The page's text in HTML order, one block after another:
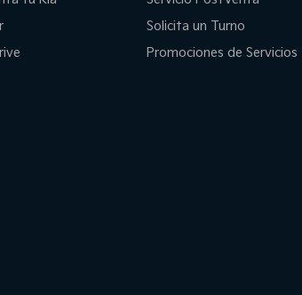
Solicita un Turno
Promociones de Servicios